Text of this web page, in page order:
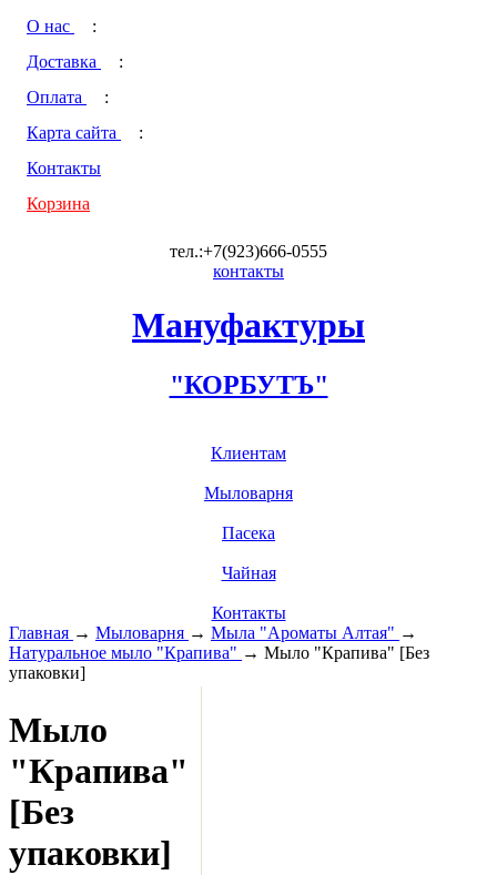
О нас
:
Доставка
:
Оплата
:
Карта сайта
:
Контакты
Корзина
тел.:+7(923)666-0555
контакты
Мануфактуры
"КОРБУТЪ"
Клиентам
Мыловарня
Пасека
Чайная
Контакты
Главная → Мыловарня → Мыла "Ароматы Алтая" →
Натуральное мыло "Крапива" → Мыло "Крапива" [Без
упаковки]
Мыло
"Крапива"
[Без
упаковки]